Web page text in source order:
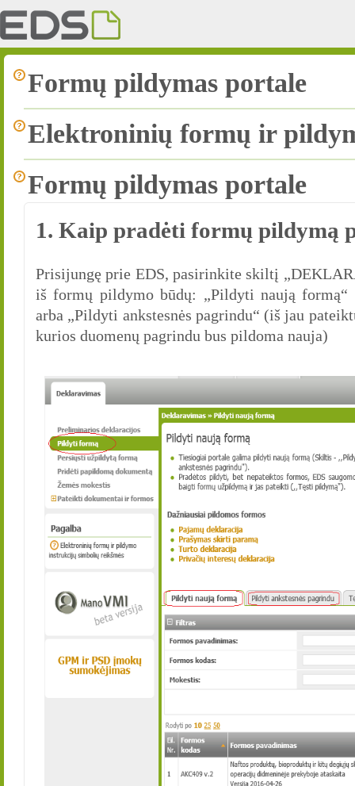
Formų pildymas portale
Elektroninių formų ir
Formų pildymas portale
1. Kaip pradėti formų pildymą
Prisijungę prie EDS, pasirinkite skiltį
iš formų pildymo būdų: „Pildyti naują formą“
arba „Pildyti ankstesnės pagrindu“ (iš jau
kurios duomenų pagrindu bus pildoma nauja)